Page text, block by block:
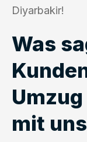
Diyarbakir!
Was
mit uns